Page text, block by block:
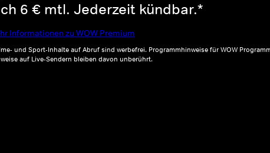
6 € mtl. Jederzeit kündbar.*
Informationen zu WOW Premium
und Sport-Inhalte auf Abruf sind werbefrei. Programmhinweise für WOW
auf Live-Sendern bleiben davon unberührt.